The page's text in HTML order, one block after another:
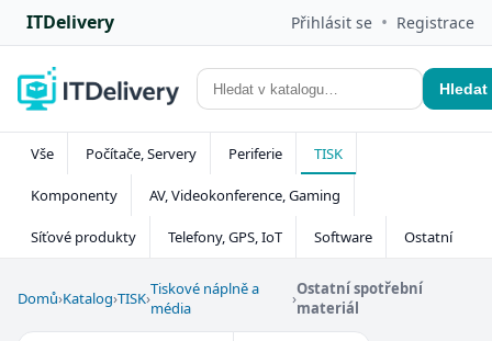
ITDelivery Přihlásit se • Registrace
Hledat
Vše Počítače, Servery Periferie TISK
Komponenty AV, Videokonference, Gaming
Síťové produkty Telefony, GPS, IoT Software Ostatní
Domů›Katalog›TISK›Tiskové náplně a
média
›Ostatní spotřební
materiál